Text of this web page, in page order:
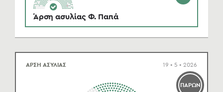
Άρση ασυλίας Φ. Παπά
ΠΑΡΩΝ
ΑΡΣΗ ΑΣΥΛΙΑΣ 19 • 5 • 2026